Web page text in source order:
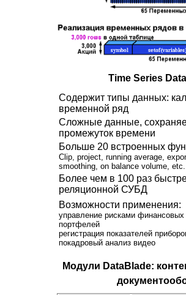
Time Series
Содержит типы данных:
временной ряд
Сложные данные,
промежуток времени
Больше 20 встроенных
Clip, project, running average,
smoothing, on balance volume, etc.
Бoлее чем в 100 раз
реляционной СУБД
Возможности применения:
управлениe рискaми финансовых
портфелей
регистрация показателей
покадровый анализ видео
Модули DataBlade: